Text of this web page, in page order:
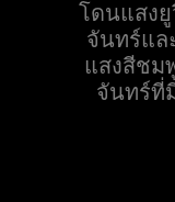
โดนแสง
จันทร์แล
แสงสีชม
จันทร์ที่